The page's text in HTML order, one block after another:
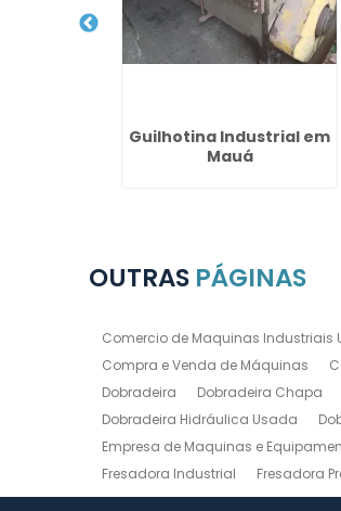
Guilhotina Industrial em
Mauá
OUTRAS PÁGINAS
Comercio de Maquinas Industriais
Compra e Venda de Máquinas
Dobradeira
Dobradeira Chapa
Dobradeira Hidráulica Usada
Empresa de Maquinas e
Fresadora Industrial
Fresadora
Guilhotina Industrial
Guilhotina